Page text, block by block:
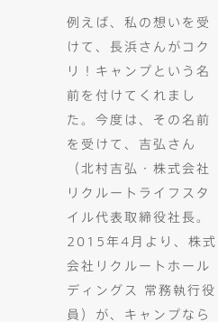
例えば、私の想いを受
けて、長浜さんがコク
リ！キャンプという名
前を付けてくれまし
た。今度は、その名前
を受けて、吉弘さん
（北村吉弘・株式会社
リクルートライフスタ
イル代表取締役社長。
2015年4月より、株式
会社リクルートホール
ディングス 常務執行役
員）が、キャンプなら